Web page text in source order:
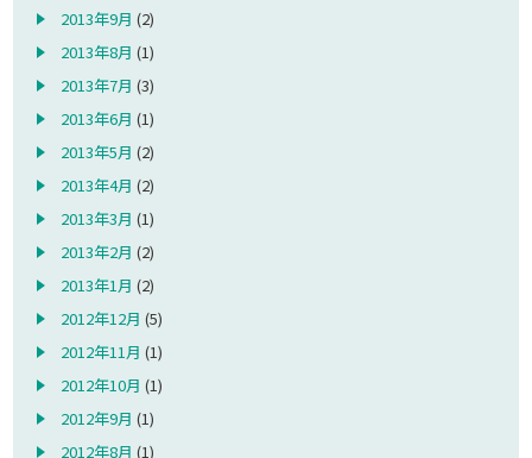
2013年9月 (2)
2013年8月 (1)
2013年7月 (3)
2013年6月 (1)
2013年5月 (2)
2013年4月 (2)
2013年3月 (1)
2013年2月 (2)
2013年1月 (2)
2012年12月 (5)
2012年11月 (1)
2012年10月 (1)
2012年9月 (1)
2012年8月 (1)